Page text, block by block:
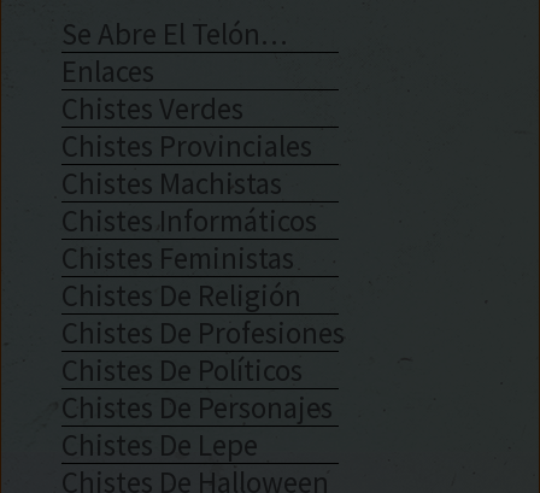
Se Abre El Telón…
Enlaces
Chistes Verdes
Chistes Provinciales
Chistes Machistas
Chistes Informáticos
Chistes Feministas
Chistes De Religión
Chistes De Profesiones
Chistes De Políticos
Chistes De Personajes
Chistes De Lepe
Chistes De Halloween